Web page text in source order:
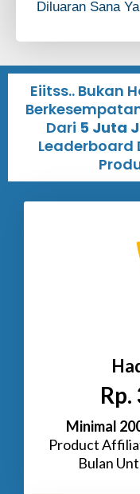
Diluaran Sana
Eiitss.. Bukan
Dari 5 Juta
Leaderboard
Minimal
Product
Bulan